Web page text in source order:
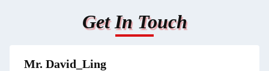
Get In Touch
Mr. David_Ling